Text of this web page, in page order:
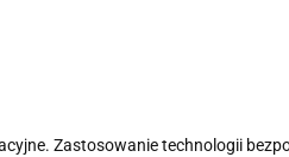
Zastosowanie technologii